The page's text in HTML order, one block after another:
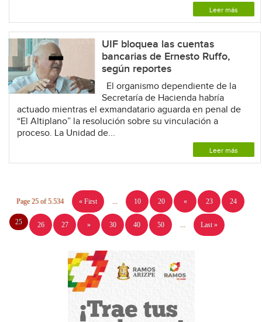
Leer más
UIF bloquea las cuentas
bancarias de Ernesto Ruffo,
según reportes
El organismo dependiente de la
Secretaría de Hacienda habría
actuado mientras el exmandatario aguarda en penal de
“El Altiplano” la resolución sobre su vinculación a
proceso. La Unidad de...
Leer más
Page 25 of 5.534 « First 10 20 « 23 24
25 26 27 » 30 40 50 Last »